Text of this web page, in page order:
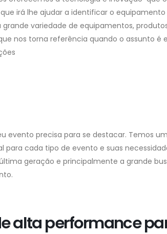
irá lhe ajudar a identificar o
variedade de equipamentos,
nos torna referência quando o assunto é
evento precisa para se destacar. Temos
cada tipo de evento e suas
geração e principalmente a grande
alta performance